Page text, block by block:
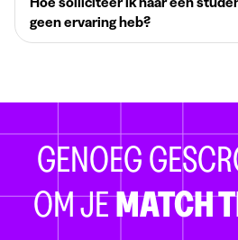
geen ervaring heb?
GENOEG
OM JEMATCH